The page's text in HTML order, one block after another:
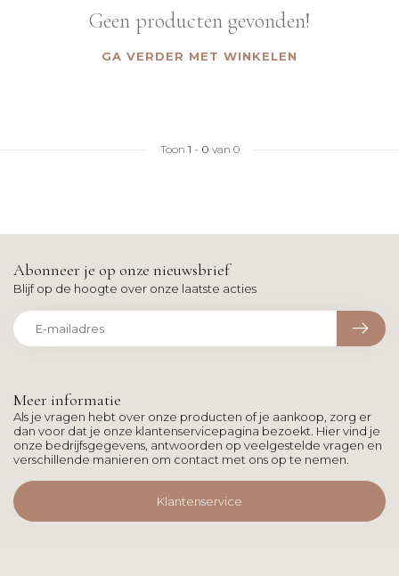
Geen producten gevonden!
GA VERDER MET WINKELEN
Toon 1 - 0 van 0
Meer informatie
Als je vragen hebt over onze producten of je aankoop, zorg er
dan voor dat je onze klantenservicepagina bezoekt. Hier vind je
onze bedrijfsgegevens, antwoorden op veelgestelde vragen en
verschillende manieren om contact met ons op te nemen.
Klantenservice
Abonneer je op onze nieuwsbrief
Blijf op de hoogte over onze laatste acties